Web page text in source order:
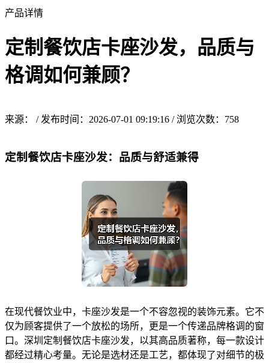
产品详情
定制餐饮店卡座沙发，品质与
格调如何兼顾？
来源： / 发布时间：2026-07-01 09:19:16 / 浏览次数： 758
定制餐饮店卡座沙发：品质与舒适兼得
在现代餐饮业中，卡座沙发是一个不容忽视的装饰元素。它不
仅为顾客提供了一个放松的场所，更是一个传递品牌格调的窗
口。深圳定制餐饮店卡座沙发，以其高品质著称，每一款设计
都经过精心考量。无论是选材还是工艺，都体现了对细节的极